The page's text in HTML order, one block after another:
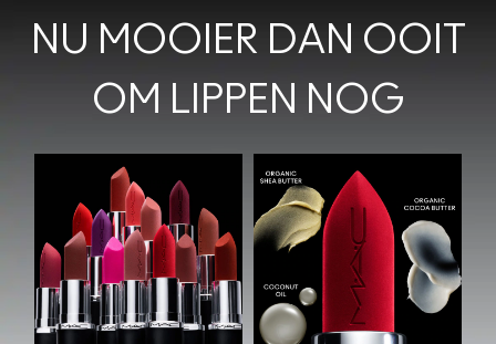
NU MOOIER DAN OOIT
OM LIPPEN NOG